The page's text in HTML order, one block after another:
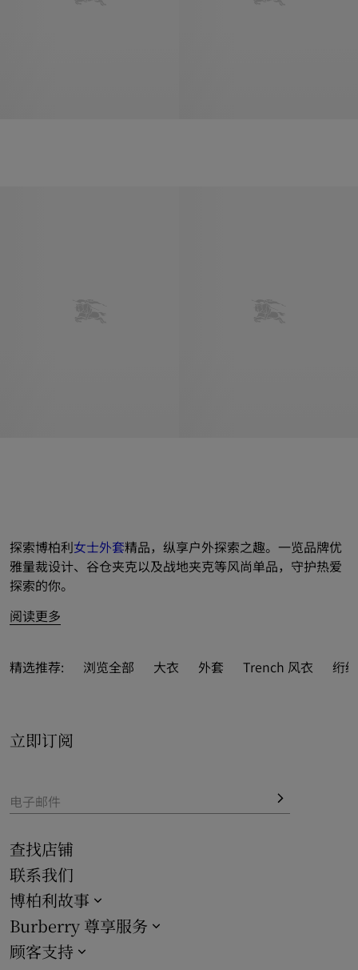
探索博柏利女士外套精品，纵享户外探索之趣。一览品牌优
雅量裁设计、谷仓夹克以及战地夹克等风尚单品，守护热爱
探索的你。
阅读更多
精选推荐: 浏览全部 大衣 外套 Trench 风衣 绗
立即订阅
电子邮件
查找店铺
联系我们
博柏利故事
Burberry 尊享服务
顾客支持